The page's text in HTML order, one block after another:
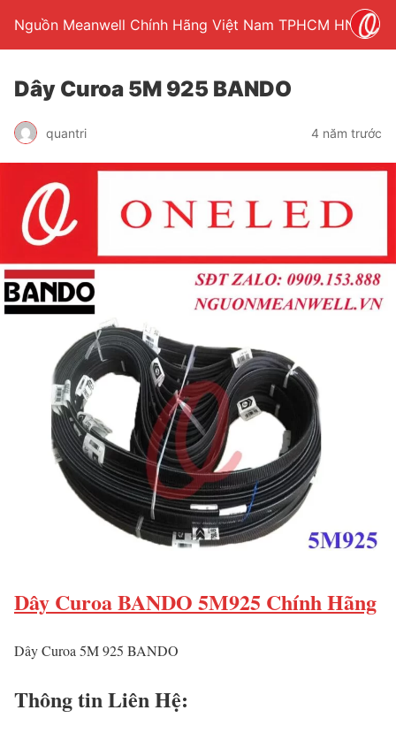
Nguồn Meanwell Chính Hãng Việt Nam TPHCM HN
Dây Curoa 5M 925 BANDO
quantri 4 năm trước
Dây Curoa BANDO 5M925 Chính Hãng
Dây Curoa 5M 925 BANDO
Thông tin Liên Hệ: